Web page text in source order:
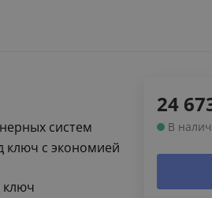
систем
ключ с экономией
ключ
24
В